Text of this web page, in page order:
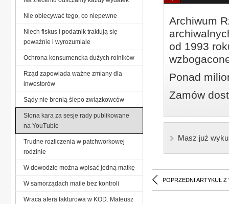
Archiwum
od 1993
Ponad
Zamów
Masz już
POPRZEDNI ARTYKUŁ Z
Nie obiecywać tego, co niepewne
Niech fiskus i podatnik traktują się
poważnie i wyrozumiale
Ochrona konsumencka dużych rolników
Rząd zapowiada ważne zmiany dla
inwestorów
Sądy nie bronią ślepo związkowców
Słona kara za sesje rady publikowane
na YouTubie
Trudne rozliczenia w patchworkowej
rodzinie
W dowodzie można wpisać jedną matkę
W samorządach maile bez kontroli
Wraca afera fakturowa w KOD. Mateusz